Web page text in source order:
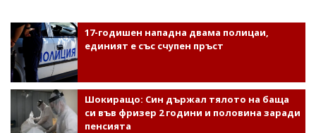
17-годишен нападна двама полицаи,
единият е със счупен пръст
Шокиращо: Син държал тялото на баща
си във фризер 2 години и половина заради
пенсията